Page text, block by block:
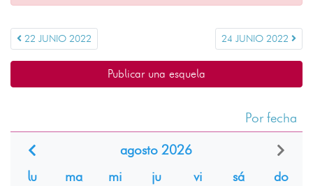
22 JUNIO 2022 24 JUNIO 2022
Publicar una esquela
Por fecha
agosto 2026
lu
ma mi ju vi sá
do